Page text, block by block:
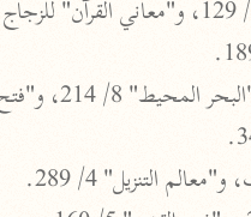
الآلوسي